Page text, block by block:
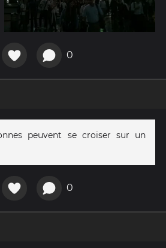
0
peuvent se croiser sur un
0